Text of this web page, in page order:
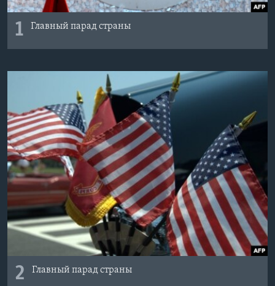
1 Главный парад страны
2 Главный парад страны